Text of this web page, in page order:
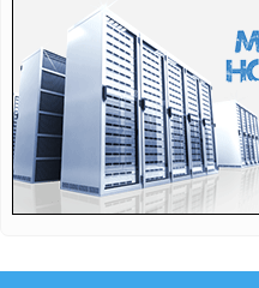
23:16:RONALDO U
bizarnog autogo...
23:14:Darko Lazić prvi put
"Opra...
23:13:“Dubočica” opet